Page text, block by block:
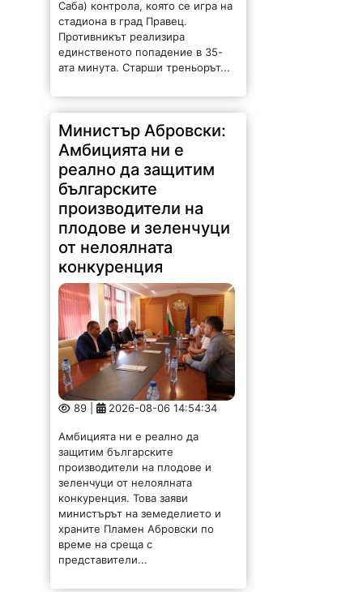
Саба) контрола, която се игра на
стадиона в град Правец.
Противникът реализира
единственото попадение в 35-
ата минута. Старши треньорът...
Министър Абровски:
Амбицията ни е
реално да защитим
българските
производители на
плодове и зеленчуци
от нелоялната
конкуренция
89 | 2026-08-06 14:54:34
Амбицията ни е реално да
защитим българските
производители на плодове и
зеленчуци от нелоялната
конкуренция. Това заяви
министърът на земеделието и
храните Пламен Абровски по
време на среща с
представители...